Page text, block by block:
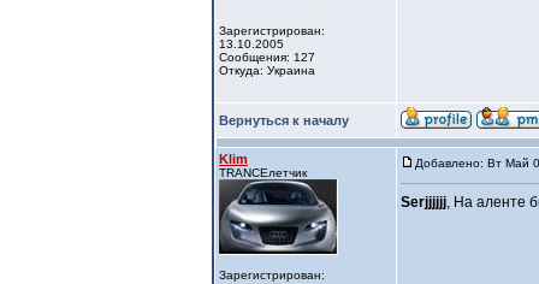
Зарегистрирован:
13.10.2005
Сообщения: 127
Откуда: Украина
Вернуться к началу
Klim
TRANCEлетчик
Зарегистрирован:
Добавлено: Вт Май
Serjjjjjj, На аленте